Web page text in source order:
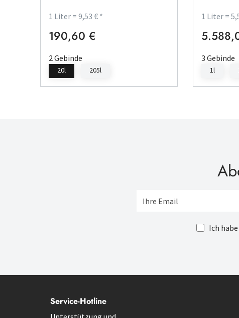
1 Liter = 9,53 € *
Regulärer Preis:
190,60 €
2 Gebinde
20l 205l
1 Liter =
Regulärer
3 Gebinde
1l
Ich
Service-Hotline